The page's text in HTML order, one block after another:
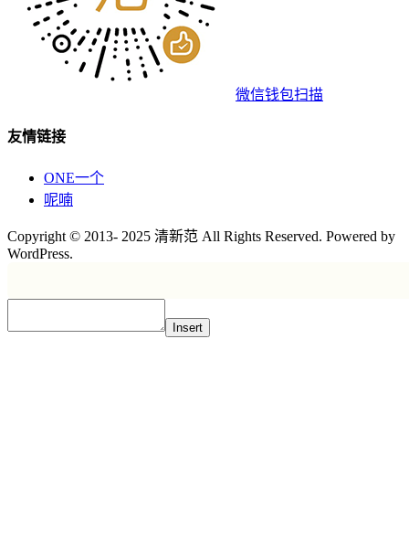
微信钱包扫描
友情链接
ONE一个
呢喃
Copyright © 2013- 2025 清新范 All Rights Reserved. Powered by
WordPress.
Insert